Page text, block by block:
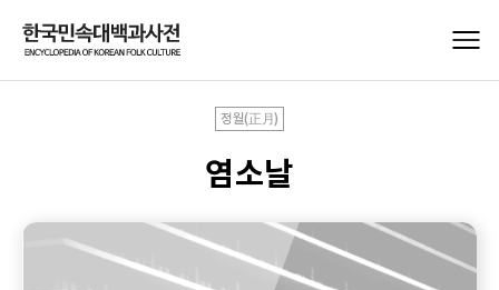
정월(正月)
염소날